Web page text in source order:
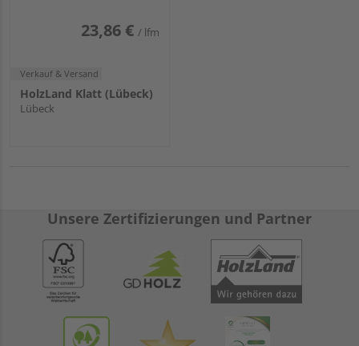
23,86 € / lfm
Verkauf & Versand
HolzLand Klatt (Lübeck)
Lübeck
Unsere Zertifizierungen und Partner